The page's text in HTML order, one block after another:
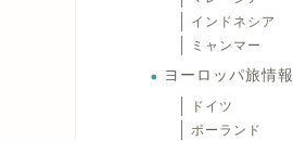
インドネシア
ミャンマー
ヨーロッパ旅情報
ドイツ
ポーランド